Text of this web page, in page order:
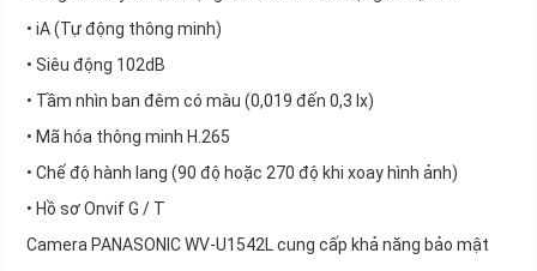
• iA (Tự động thông minh)
• Siêu động 102dB
• Tầm nhìn ban đêm có màu (0,019 đến 0,3 lx)
• Mã hóa thông minh H.265
• Chế độ hành lang (90 độ hoặc 270 độ khi xoay hình ảnh)
• Hồ sơ Onvif G / T
Camera PANASONIC WV-U1542L cung cấp khả năng bảo mật